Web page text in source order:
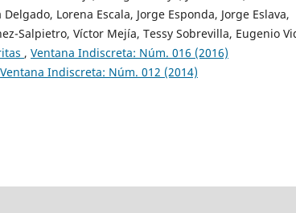
Lorena Escala, Jorge Esponda, Jorge Eslava,
Salpietro, Víctor Mejía, Tessy Sobrevilla, Eugenio
, Ventana Indiscreta: Núm. 016 (2016)
Ventana Indiscreta: Núm. 012 (2014)